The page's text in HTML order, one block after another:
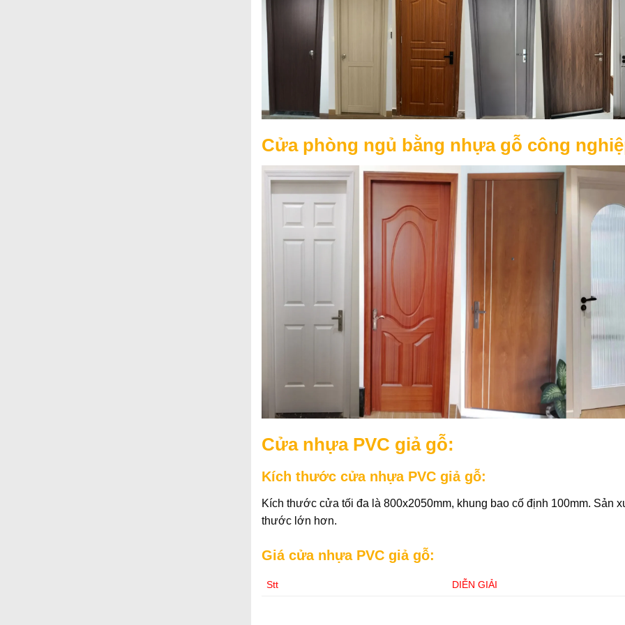
Cửa phòng ngủ bằng nhựa gỗ công
Cửa nhựa PVC giả gỗ:
Kích thước cửa nhựa PVC giả gỗ:
Kích thước cửa tối đa là 800x2050mm, khung bao cố định 100mm. Sản
thước lớn hơn.
Giá cửa nhựa PVC giả gỗ:
Stt DIỄN GIẢI